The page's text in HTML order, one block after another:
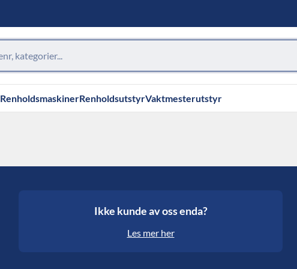
RenholdsmaskinerRenholdsutstyrVaktmesterutstyr
Ikke kunde av oss enda?
Les mer her